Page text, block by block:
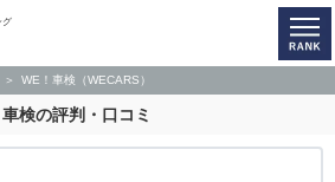
グ
WE！車検（WECARS）
車検の評判・口コミ